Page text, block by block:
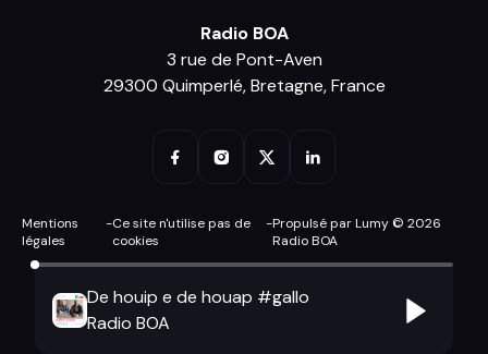
Radio BOA
3 rue de Pont-Aven
29300 Quimperlé, Bretagne, France
Mentions
légales
-Ce site n'utilise pas de
cookies
-Propulsé par Lumy © 2026
Radio BOA
De houip e de houap #gallo
Radio BOA